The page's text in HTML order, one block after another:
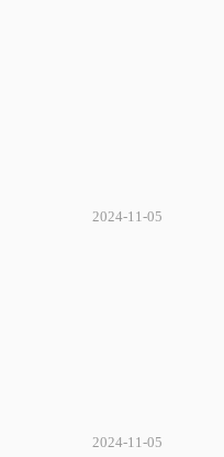
2024-11-05
2024-11-05